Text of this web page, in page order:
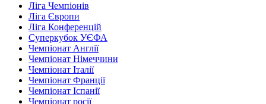
Ліга Чемпіонів
Ліга Європи
Ліга Конференцій
Суперкубок УЄФА
Чемпіонат Англії
Чемпіонат Німеччини
Чемпіонат Італії
Чемпіонат Франції
Чемпіонат Іспанії
Чемпіонат росії